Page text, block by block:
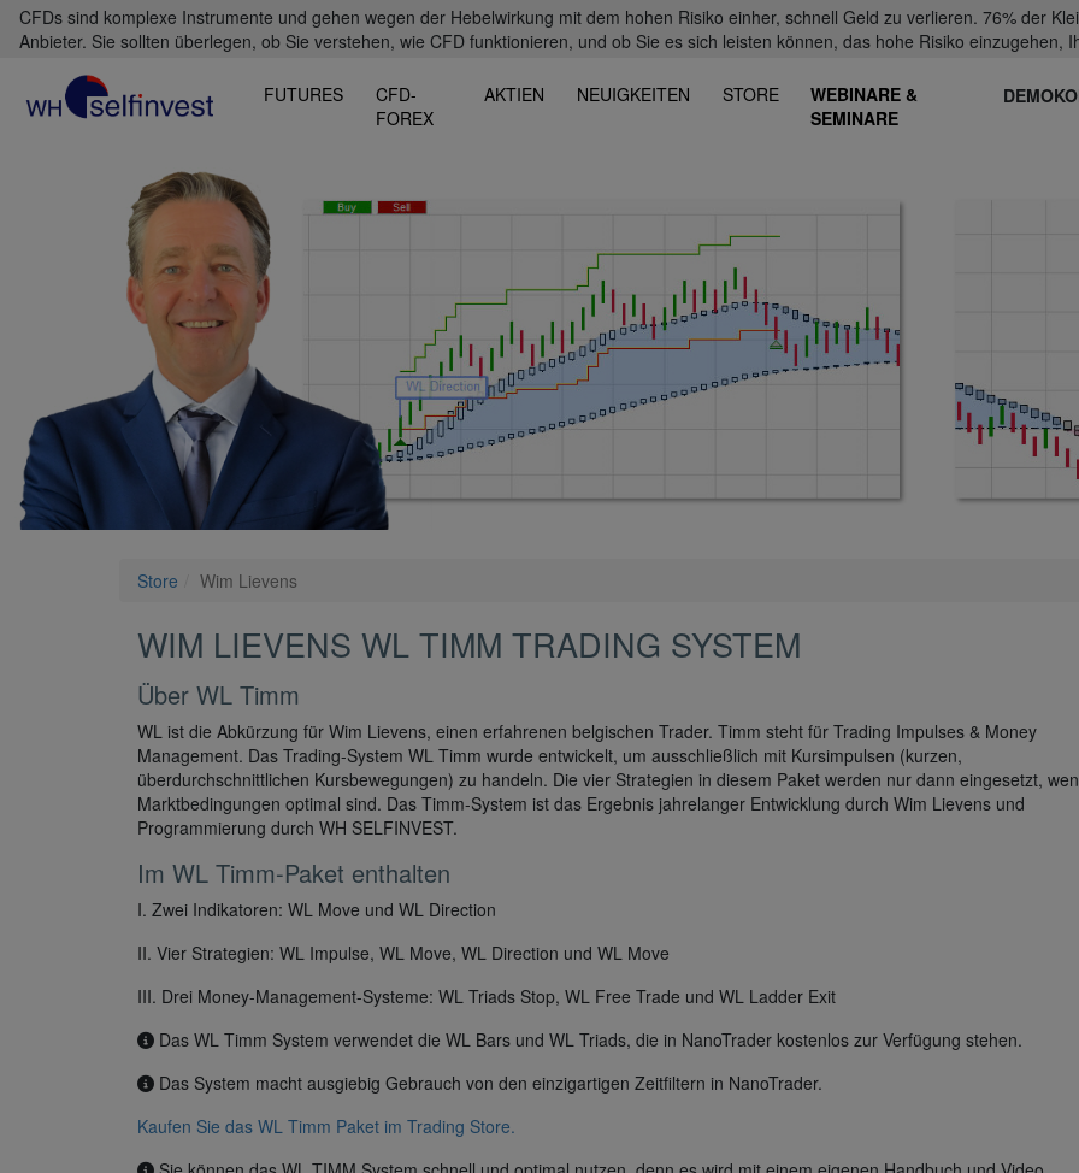
CFDs sind komplexe Instrumente und gehen wegen der Hebelwirkung mit dem hohen Risiko einher, schnell Geld zu verlieren. 76% der
Anbieter. Sie sollten überlegen, ob Sie verstehen, wie CFD funktionieren, und ob Sie es sich leisten können, das hohe Risiko einzugehen,
FUTURES
CFD-
FOREX
AKTIEN NEUIGKEITEN STORE
WEBINARE &
SEMINARE
Store Wim Lievens
WIM LIEVENS WL TIMM TRADING SYSTEM
Über WL Timm
WL ist die Abkürzung für Wim Lievens, einen erfahrenen belgischen Trader. Timm steht für Trading Impulses & Money
Management. Das Trading-System WL Timm wurde entwickelt, um ausschließlich mit Kursimpulsen (kurzen,
überdurchschnittlichen Kursbewegungen) zu handeln. Die vier Strategien in diesem Paket werden nur dann eingesetzt,
Marktbedingungen optimal sind. Das Timm-System ist das Ergebnis jahrelanger Entwicklung durch Wim Lievens und
Programmierung durch WH SELFINVEST.
Im WL Timm-Paket enthalten
I. Zwei Indikatoren: WL Move und WL Direction
II. Vier Strategien: WL Impulse, WL Move, WL Direction und WL Move
III. Drei Money-Management-Systeme: WL Triads Stop, WL Free Trade und WL Ladder Exit
Das WL Timm System verwendet die WL Bars und WL Triads, die in NanoTrader kostenlos zur Verfügung stehen.
Das System macht ausgiebig Gebrauch von den einzigartigen Zeitfiltern in NanoTrader.
Kaufen Sie das WL Timm Paket im Trading Store.